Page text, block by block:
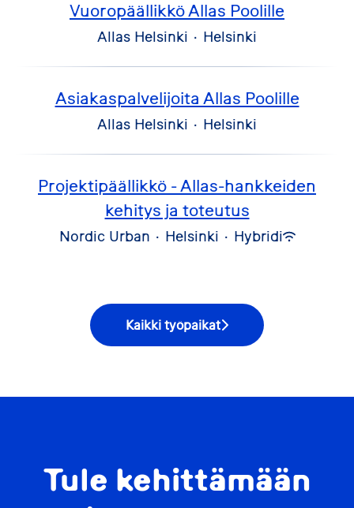
Vuoropäällikkö Allas Poolille
Allas Helsinki · Helsinki
Asiakaspalvelijoita Allas Poolille
Allas Helsinki · Helsinki
Projektipäällikkö - Allas-hankkeiden
kehitys ja toteutus
Nordic Urban · Helsinki · Hybridi
Kaikki työpaikat
Tule kehittämään